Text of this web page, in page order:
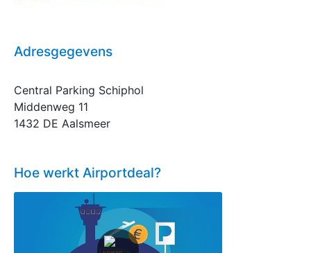
Adresgegevens
Central Parking Schiphol
Middenweg 11
1432 DE Aalsmeer
Hoe werkt Airportdeal?